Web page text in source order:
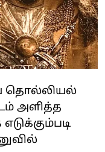
தொல்லியல்
அளித்த